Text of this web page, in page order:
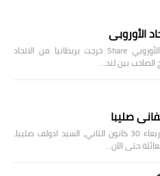
الأوروبي
بريطانيا خارج الاتحاد الأوروبي Share خرجت بريطانيا من الاتحاد
صليبا
توفي صباح اليوم، الاربعاء 30 كانون الثاني، السيد ادولف صليبا،
حتى الآن…